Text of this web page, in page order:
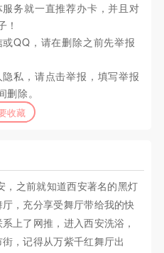
务就一直推荐办卡，并且对
！
QQ，请在删除之前先举报
私，请点击举报，填写举报
除。
收藏
之前就知道西安著名的黑灯
，充分享受舞厅带给我的快
上了网推，进入西安洗浴，
，记得从万紫千红舞厅出